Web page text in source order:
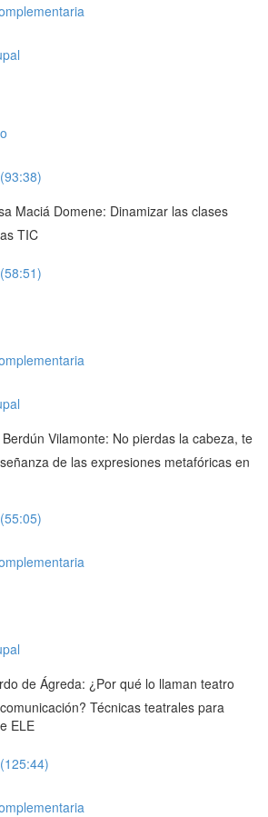
Maciá Domene: Dinamizar las clases
TIC
Vilamonte: No pierdas la cabeza, te
de las expresiones metafóricas en
de Ágreda: ¿Por qué lo llaman teatro
Técnicas teatrales para
ELE